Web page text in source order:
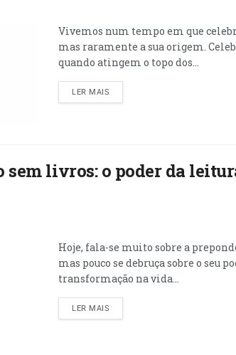
Vivemos num tempo em que
mas raramente a sua origem.
quando atingem o topo dos...
LER MAIS
sem livros: o poder da
Hoje, fala-se muito sobre a
mas pouco se debruça sobre o seu
transformação na vida...
LER MAIS